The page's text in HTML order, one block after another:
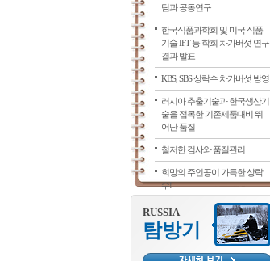
팀과 공동연구
한국식품과학회 및 미국 식품
기술 IFT 등 학회 차가버섯 연구
결과 발표
KBS, SBS 상락수 차가버섯 방영
러시아 추출기술과 한국생산기
술을 접목한 기존제품대비 뛰
어난 품질
철저한 검사와 품질관리
희망의 주인공이 가득한 상락
수!
RUSSIA
탐방기